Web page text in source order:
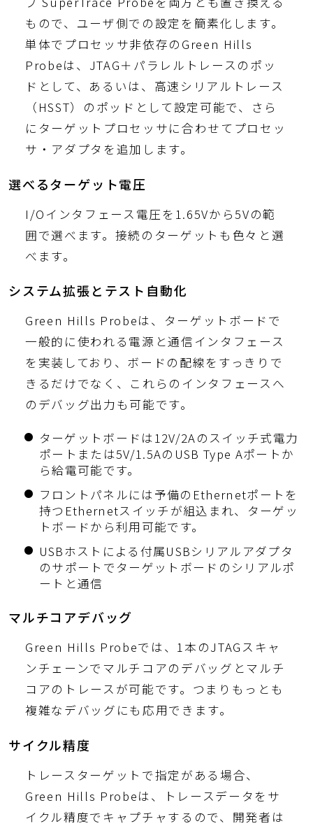
もので、ユーザ側での設定を簡素化します。
単体でプロセッサ非依存のGreen Hills
Probeは、JTAG＋パラレルトレースのポッ
ドとして、あるいは、高速シリアルトレース
（HSST）のポッドとして設定可能で、さら
にターゲットプロセッサに合わせてプロセッ
サ・アダプタを追加します。
選べるターゲット電圧
I/Oインタフェース電圧を1.65Vから5Vの範
囲で選べます。接続のターゲットも色々と選
べます。
システム拡張とテスト自動化
Green Hills Probeは、ターゲットボードで
一般的に使われる電源と通信インタフェース
を実装しており、ボードの配線をすっきりで
きるだけでなく、これらのインタフェースへ
のデバッグ出力も可能です。
ターゲットボードは12V/2Aのスイッチ式電力
ポートまたは5V/1.5AのUSB Type Aポートか
ら給電可能です。
フロントパネルには予備のEthernetポートを
持つEthernetスイッチが組込まれ、ターゲッ
トボードから利用可能です。
USBホストによる付属USBシリアルアダプタ
のサポートでターゲットボードのシリアルポ
ートと通信
マルチコアデバッグ
Green Hills Probeでは、1本のJTAGスキャ
ンチェーンでマルチコアのデバッグとマルチ
コアのトレースが可能です。つまりもっとも
複雑なデバッグにも応用できます。
サイクル精度
トレースターゲットで指定がある場合、
Green Hills Probeは、トレースデータをサ
イクル精度でキャプチャするので、開発者は